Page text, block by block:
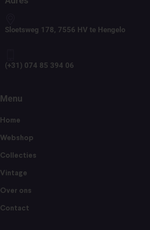
Sloetsweg 178, 7556 HV te Hengelo
(+31) 074 85 394 06
Menu
Home
Webshop
Collecties
Vintage
Over ons
Contact